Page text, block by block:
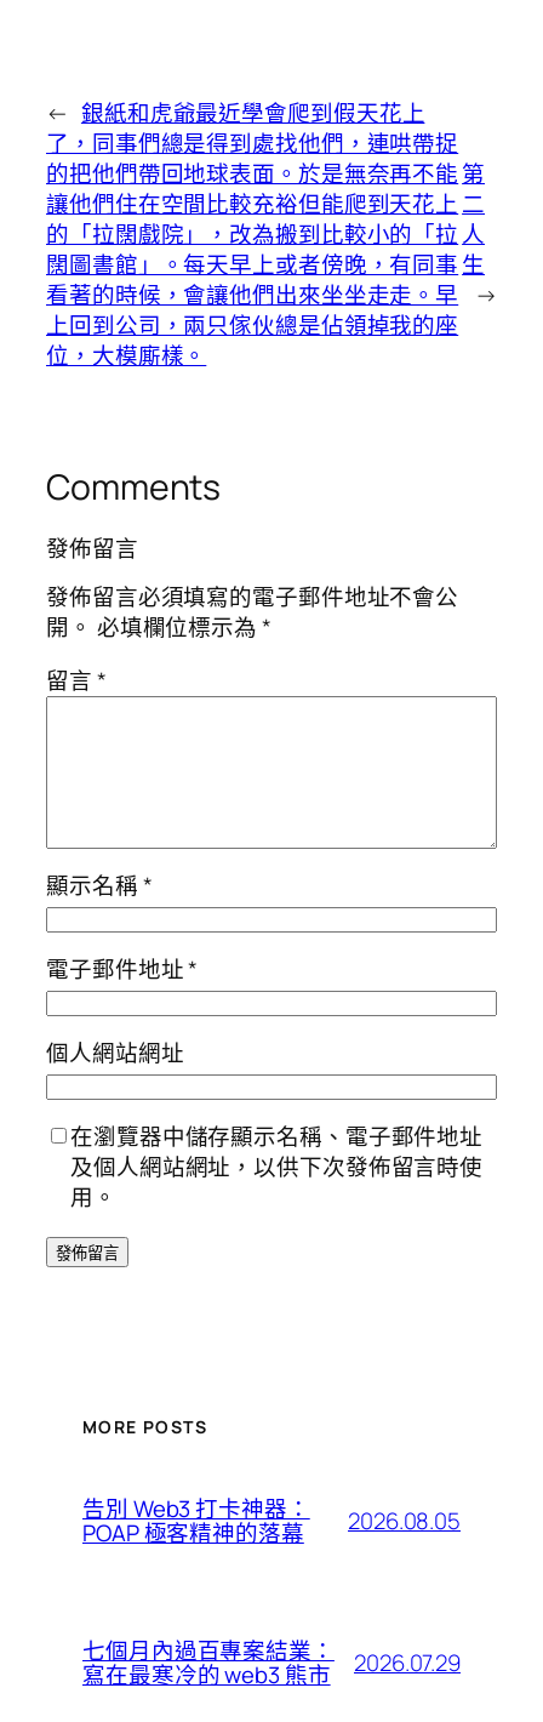
← 銀紙和虎爺最近學會爬到假天花上
了，同事們總是得到處找他們，連哄帶捉
的把他們帶回地球表面。於是無奈再不能
讓他們住在空間比較充裕但能爬到天花上
的「拉闊戲院」，改為搬到比較小的「拉
闊圖書館」。每天早上或者傍晚，有同事
看著的時候，會讓他們出來坐坐走走。早
上回到公司，兩只傢伙總是佔領掉我的座
位，大模廝樣。
第
二
人
生
→
Comments
發佈留言
發佈留言必須填寫的電子郵件地址不會公
開。 必填欄位標示為*
留言*
顯示名稱*
電子郵件地址*
個人網站網址
在瀏覽器中儲存顯示名稱、電子郵件地址
及個人網站網址，以供下次發佈留言時使
用。
MORE POSTS
告別 Web3 打卡神器：
POAP 極客精神的落幕 2026.08.05
七個月內過百專案結業：
寫在最寒冷的 web3 熊市 2026.07.29